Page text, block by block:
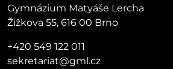
Gymnázium Matyáše Lercha
Žižkova 55, 616 00 Brno
+420 549 122 011
sekretariat@gml.cz